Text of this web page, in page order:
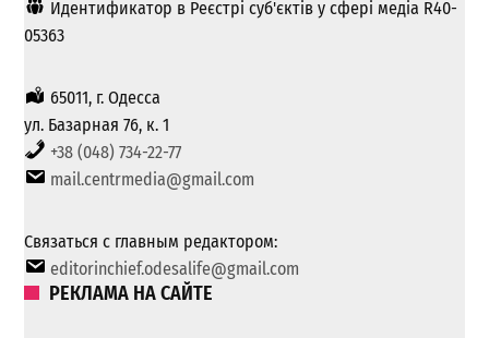
Идентификатор в Реєстрі суб'єктів у сфері медіа R40-
05363
65011, г. Одесса
ул. Базарная 76, к. 1
+38 (048) 734-22-77
mail.centrmedia@gmail.com
Связаться с главным редактором:
editorinchief.odesalife@gmail.com
РЕКЛАМА НА САЙТЕ